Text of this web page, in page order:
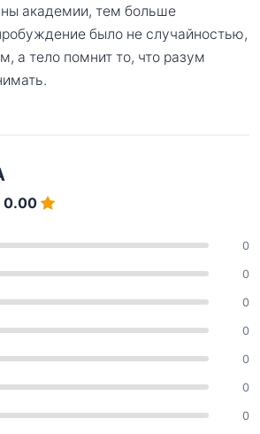
академии, тем больше
было не случайностью,
а тело помнит то, что разум
0.00
0
0
0
0
0
0
0